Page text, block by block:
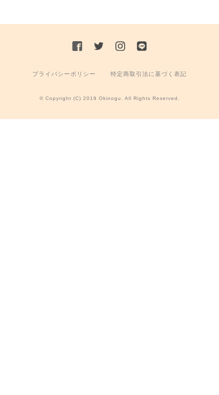
プライバシーポリシー 特定商取引法に基づく表記
© Copyright (C) 2019 Okinogu. All Rights Reserved.